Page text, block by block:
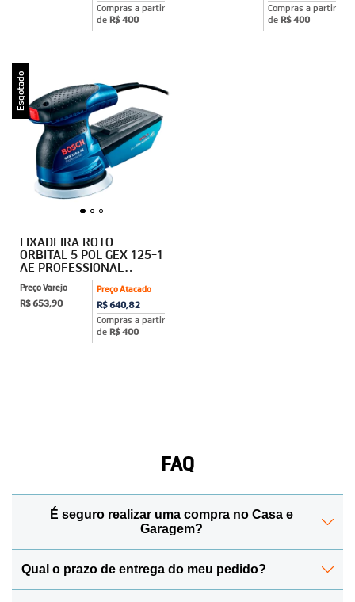
Compras a partir
de R$ 400
Compras a partir
de R$ 400
Esgotado
LIXADEIRA ROTO
ORBITAL 5 POL GEX 125-1
AE PROFESSIONAL
BOSCH
Preço Atacado
R$ 640,82
Compras a partir
de R$ 400
Preço Varejo
R$ 653,90
FAQ
É seguro realizar uma compra no Casa e
Garagem?
Sim! Para manter todos os seus dados protegidos, a
Casa e Garagem conta com o Certificado de Segurança
Qual o prazo de entrega do meu pedido?